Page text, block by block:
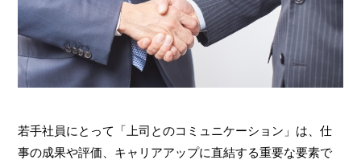
若手社員にとって「上司とのコミュニケーション」は、仕
事の成果や評価、キャリアアップに直結する重要な要素で